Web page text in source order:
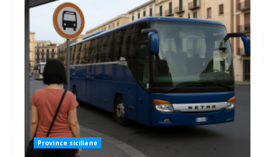
Province siciliane